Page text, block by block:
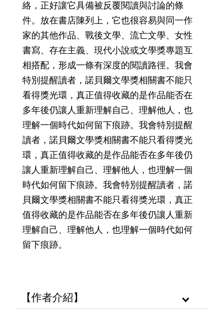
絡，正好讓它具備被反覆閱讀與討論的條
件。放在書店陳列上，它也很容易與同一作
家的其他作品、戰後文學、流亡文學、女性
書寫、存在主義、現代小說或文學獎專題互
相搭配，形成一條有深度的閱讀路徑。我會
特別提醒讀者，諾貝爾文學獎相關書不能只
看得獎光環，真正值得收藏的是作品能否在
多年後仍讓人重新理解自己、理解他人，也
理解一個時代如何留下痕跡。我會特別提醒
讀者，諾貝爾文學獎相關書不能只看得獎光
環，真正值得收藏的是作品能否在多年後仍
讓人重新理解自己、理解他人，也理解一個
時代如何留下痕跡。我會特別提醒讀者，諾
貝爾文學獎相關書不能只看得獎光環，真正
值得收藏的是作品能否在多年後仍讓人重新
理解自己、理解他人，也理解一個時代如何
留下痕跡。
【作者介紹】